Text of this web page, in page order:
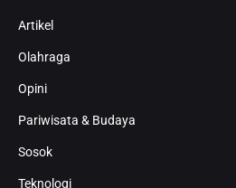
Artikel
Olahraga
Opini
Pariwisata & Budaya
Sosok
Teknologi